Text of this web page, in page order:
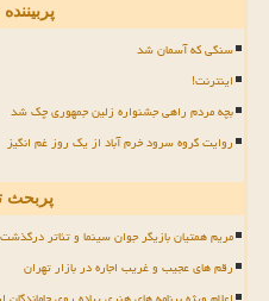
سنگی که آسمان شد
اینترنت!
بچه مردم راهی جشنواره زلین جمهوری چک شد
روایت گروه سرود خرم آباد از یک روز غم انگیز
پربحث
مریم همتیان بازیگر جوان سینما و تئاتر درگذشت
رقم های عجیب و غریب اجاره در بازار تهران